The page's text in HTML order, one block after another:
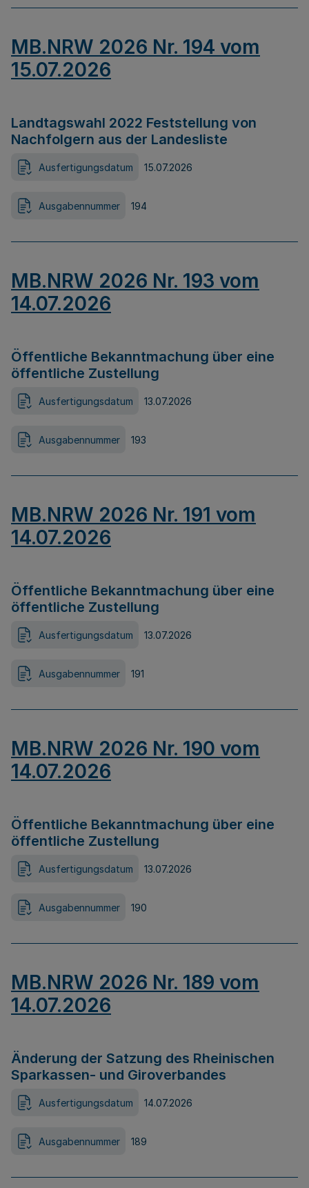
MB.NRW 2026 Nr. 194 vom
15.07.2026
Landtagswahl 2022 Feststellung von
Nachfolgern aus der Landesliste
Ausfertigungsdatum 15.07.2026
Ausgabennummer 194
MB.NRW 2026 Nr. 193 vom
14.07.2026
Öffentliche Bekanntmachung über eine
öffentliche Zustellung
Ausfertigungsdatum 13.07.2026
Ausgabennummer 193
MB.NRW 2026 Nr. 191 vom
14.07.2026
Öffentliche Bekanntmachung über eine
öffentliche Zustellung
Ausfertigungsdatum 13.07.2026
Ausgabennummer 191
MB.NRW 2026 Nr. 190 vom
14.07.2026
Öffentliche Bekanntmachung über eine
öffentliche Zustellung
Ausfertigungsdatum 13.07.2026
Ausgabennummer 190
MB.NRW 2026 Nr. 189 vom
14.07.2026
Änderung der Satzung des Rheinischen
Sparkassen- und Giroverbandes
Ausfertigungsdatum 14.07.2026
Ausgabennummer 189